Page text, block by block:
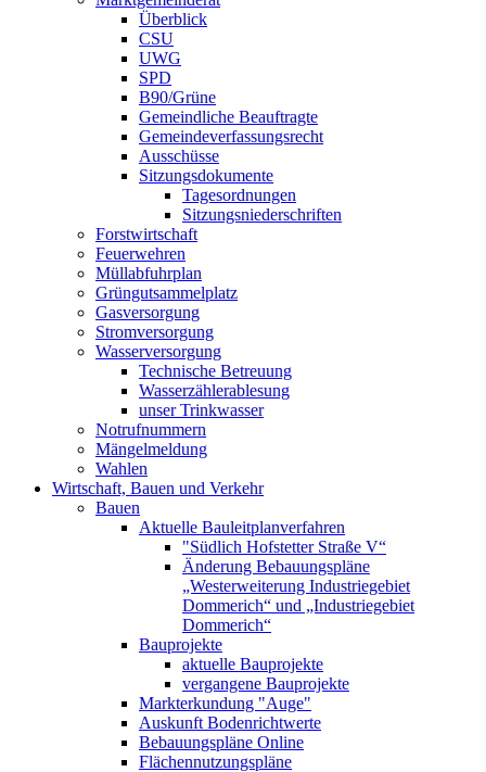
Überblick
CSU
UWG
SPD
B90/Grüne
Gemeindliche Beauftragte
Gemeindeverfassungsrecht
Ausschüsse
Sitzungsdokumente
Tagesordnungen
Sitzungsniederschriften
Forstwirtschaft
Feuerwehren
Müllabfuhrplan
Grüngutsammelplatz
Gasversorgung
Stromversorgung
Wasserversorgung
Technische Betreuung
Wasserzählerablesung
unser Trinkwasser
Notrufnummern
Mängelmeldung
Wahlen
Wirtschaft, Bauen und Verkehr
Bauen
Aktuelle Bauleitplanverfahren
"Südlich Hofstetter Straße V“
Änderung Bebauungspläne
„Westerweiterung Industriegebiet
Dommerich“ und „Industriegebiet
Dommerich“
Bauprojekte
aktuelle Bauprojekte
vergangene Bauprojekte
Markterkundung "Auge"
Auskunft Bodenrichtwerte
Bebauungspläne Online
Flächennutzungspläne